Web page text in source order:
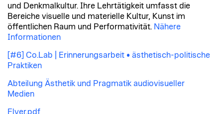
und Denkmalkultur. Ihre Lehrtätigkeit umfasst die
Bereiche visuelle und materielle Kultur, Kunst im
öffentlichen Raum und Performativität. Nähere
Informationen
[#6] Co.Lab | Erinnerungsarbeit • ästhetisch-politische
Praktiken
Abteilung Ästhetik und Pragmatik audiovisueller
Medien
Flyer.pdf